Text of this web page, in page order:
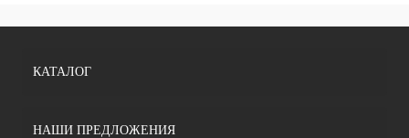
КАТАЛОГ
НАШИ ПРЕДЛОЖЕНИЯ